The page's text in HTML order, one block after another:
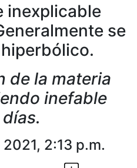
inexplicable
se
de la materia
inefable
2:13 p.m.